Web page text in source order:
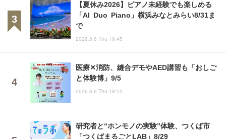
【夏休み2026】ピアノ未経験でも楽しめる
「AI Duo Piano」横浜みなとみらい8/31ま
で
2026.8.6 Thu 19:45
医療✕消防、縫合デモやAED講習も「おしご
と体験博」9/5
2026.8.6 Thu 18:15
研究者と“ホンモノの実験”体験、つくば市
「つくばまるごとLAB」8/29